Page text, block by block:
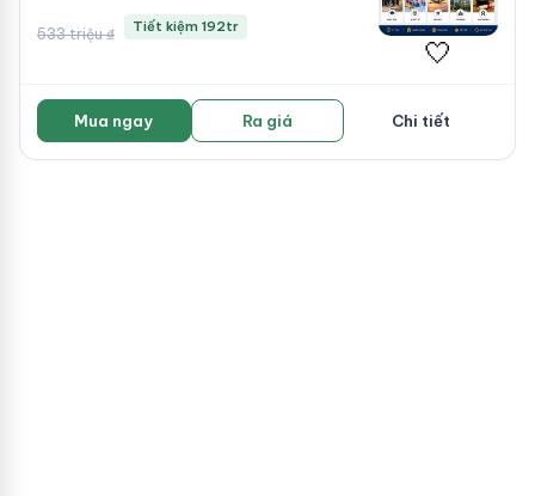
533 triệu ₫ Tiết kiệm 192tr
🤍
Mua ngay Ra giá Chi tiết